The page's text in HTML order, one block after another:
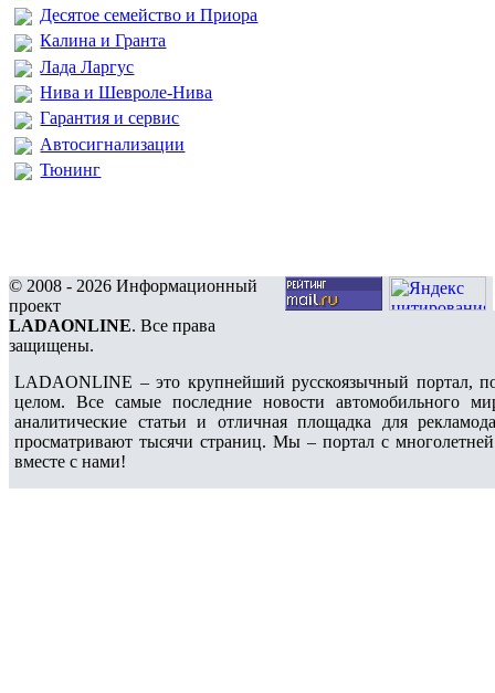
Десятое семейство и Приора
Калина и Гранта
Лада Ларгус
Нива и Шевроле-Нива
Гарантия и сервис
Автосигнализации
Тюнинг
© 2008 - 2026 Информационный
проект
LADAONLINE. Все права
защищены.
LADAONLINE – это крупнейший русскоязычный портал,
целом. Все самые последние новости автомобильного
аналитические статьи и отличная площадка для
просматривают тысячи страниц. Мы – портал с
вместе с нами!